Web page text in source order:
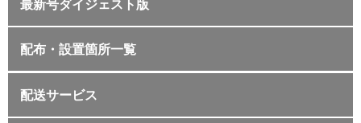
最新号ダイジェスト版
配布・設置箇所一覧
配送サービス